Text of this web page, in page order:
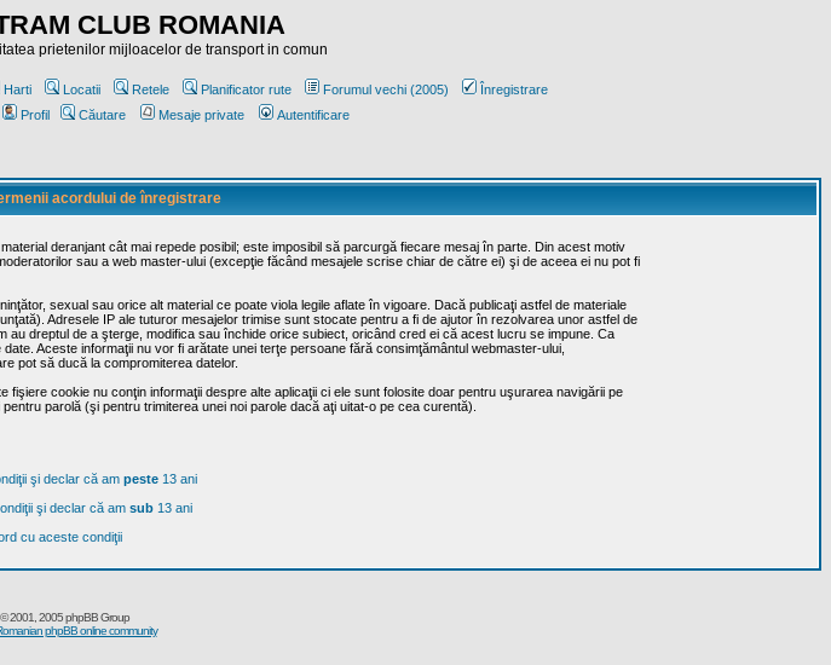
CLUB ROMANIA
prietenilor mijloacelor de transport in comun
Harti Locatii Retele Planificator rute Forumul vechi (2005)
Înregistrare
Profil Căutare Mesaje private Autentificare
acordului de înregistrare
deranjant cât mai repede posibil; este imposibil să parcurgă fiecare mesaj în parte. Din acest motiv
sau a web master-ului (excepţie făcând mesajele scrise chiar de către ei) şi de aceea ei nu pot fi
sexual sau orice alt material ce poate viola legile aflate în vigoare. Dacă publicaţi astfel de materiale
Adresele IP ale tuturor mesajelor trimise sunt stocate pentru a fi de ajutor în rezolvarea unor astfel de
dreptul de a şterge, modifica sau închide orice subiect, oricând cred ei că acest lucru se impune. Ca
Aceste informaţii nu vor fi arătate unei terţe persoane fără consimţământul webmaster-ului,
pot să ducă la compromiterea datelor.
cookie nu conţin informaţii despre alte aplicaţii ci ele sunt folosite doar pentru uşurarea navigării pe
parolă (şi pentru trimiterea unei noi parole dacă aţi uitat-o pe cea curentă).
şi declar că am peste 13 ani
şi declar că am sub13 ani
cu aceste condiţii
2001, 2005 phpBB Group
phpBB online community